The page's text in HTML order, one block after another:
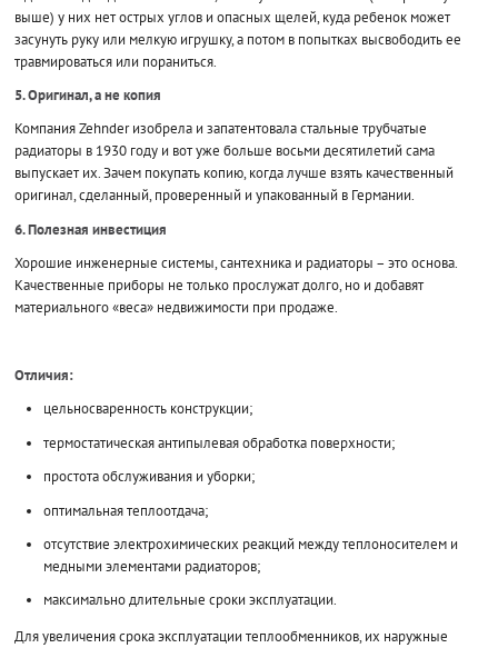
выше) у них нет острых углов и опасных щелей, куда ребенок может
засунуть руку или мелкую игрушку, а потом в попытках высвободить ее
травмироваться или пораниться.
5. Оригинал, а не копия
Компания Zehnder изобрела и запатентовала стальные трубчатые
радиаторы в 1930 году и вот уже больше восьми десятилетий сама
выпускает их. Зачем покупать копию, когда лучше взять качественный
оригинал, сделанный, проверенный и упакованный в Германии.
6. Полезная инвестиция
Хорошие инженерные системы, сантехника и радиаторы – это основа.
Качественные приборы не только прослужат долго, но и добавят
материального «веса» недвижимости при продаже.
Отличия:
цельносваренность конструкции;
термостатическая антипылевая обработка поверхности;
простота обслуживания и уборки;
оптимальная теплоотдача;
отсутствие электрохимических реакций между теплоносителем и
медными элементами радиаторов;
максимально длительные сроки эксплуатации.
Для увеличения срока эксплуатации теплообменников, их наружные